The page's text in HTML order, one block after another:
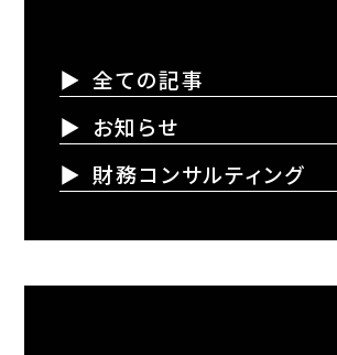
全ての記事
お知らせ
財務コンサルティング